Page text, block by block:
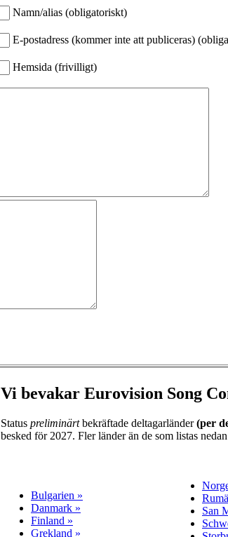
Namn/alias (obligatoriskt)
E-postadress (kommer inte att publiceras)
Hemsida (frivilligt)
Vi bevakar Eurovision Song
Status preliminärtbekräftade deltagarländer(per
besked för 2027. Fler länder än de som listas nedan
Bulgarien »
Danmark »
Finland »
Grekland »
San